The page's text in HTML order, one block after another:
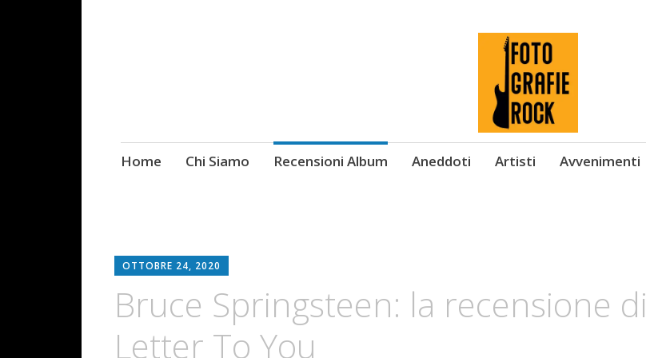
Skip
Home Chi Siamo Recensioni Album Aneddoti Artisti Avvenimenti
OTTOBRE 24, 2020
Bruce Springsteen: la recensione di
Letter To You